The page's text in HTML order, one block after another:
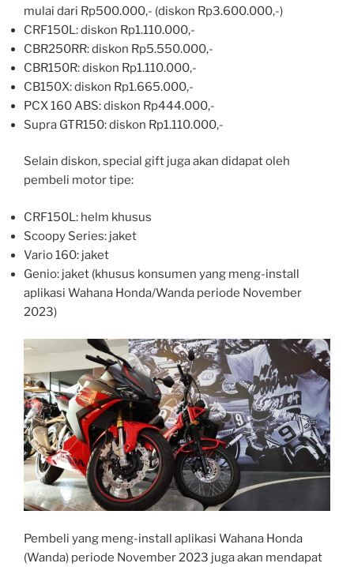
mulai dari Rp500.000,- (diskon Rp3.600.000,-)
CRF150L: diskon Rp1.110.000,-
CBR250RR: diskon Rp5.550.000,-
CBR150R: diskon Rp1.110.000,-
CB150X: diskon Rp1.665.000,-
PCX 160 ABS: diskon Rp444.000,-
Supra GTR150: diskon Rp1.110.000,-
Selain diskon, special gift juga akan didapat oleh
pembeli motor tipe:
CRF150L: helm khusus
Scoopy Series: jaket
Vario 160: jaket
Genio: jaket (khusus konsumen yang meng-install
aplikasi Wahana Honda/Wanda periode November
2023)
Pembeli yang meng-install aplikasi Wahana Honda
(Wanda) periode November 2023 juga akan mendapat